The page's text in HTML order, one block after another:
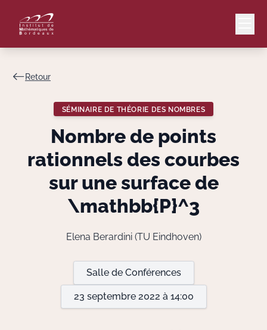
Lang
Le Laboratoire
Recherche
Retour
SÉMINAIRE DE THÉORIE DES NOMBRES
Nombre de points
rationnels des courbes
sur une surface de
\mathbb{P}^3
Elena Berardini (TU Eindhoven)
Salle de Conférences
23 septembre 2022 à 14:00